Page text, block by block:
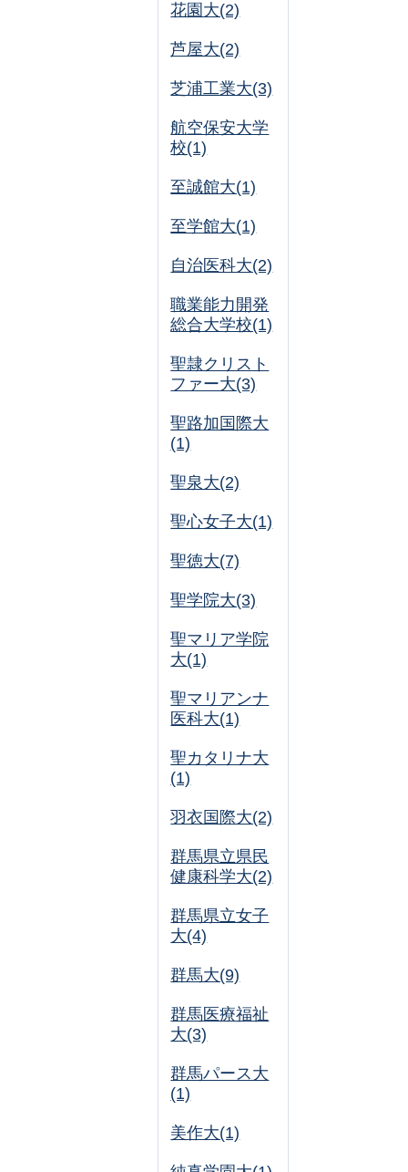
花園大(2)
芦屋大(2)
芝浦工業大(3)
航空保安大学
校(1)
至誠館大(1)
至学館大(1)
自治医科大(2)
職業能力開発
総合大学校(1)
聖隷クリスト
ファー大(3)
聖路加国際大
(1)
聖泉大(2)
聖心女子大(1)
聖徳大(7)
聖学院大(3)
聖マリア学院
大(1)
聖マリアンナ
医科大(1)
聖カタリナ大
(1)
羽衣国際大(2)
群馬県立県民
健康科学大(2)
群馬県立女子
大(4)
群馬大(9)
群馬医療福祉
大(3)
群馬パース大
(1)
美作大(1)